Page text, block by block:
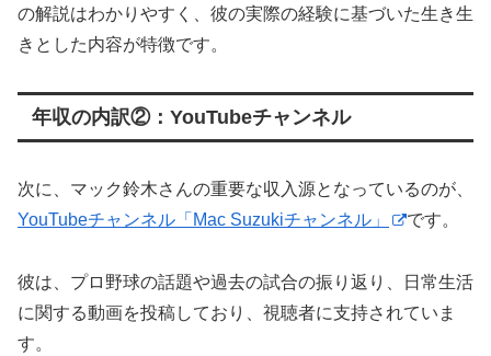
の解説はわかりやすく、彼の実際の経験に基づいた生き生
きとした内容が特徴です。
年収の内訳②：YouTubeチャンネル
次に、マック鈴木さんの重要な収入源となっているのが、
YouTubeチャンネル「Mac Suzukiチャンネル」
です。
彼は、プロ野球の話題や過去の試合の振り返り、日常生活
に関する動画を投稿しており、視聴者に支持されていま
す。